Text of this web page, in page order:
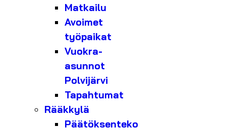
Matkailu
Avoimet
työpaikat
Vuokra-
asunnot
Polvijärvi
Tapahtumat
Rääkkylä
Päätöksenteko